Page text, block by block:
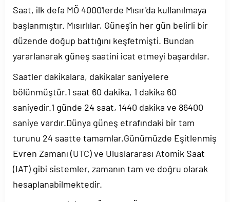
Saat, ilk defa MÖ 4000'lerde Mısır'da kullanılmaya
başlanmıştır. Mısırlılar, Güneş'in her gün belirli bir
düzende doğup battığını keşfetmişti. Bundan
yararlanarak güneş saatini icat etmeyi başardılar.
Saatler dakikalara, dakikalar saniyelere
bölünmüştür.1 saat 60 dakika, 1 dakika 60
saniyedir.1 günde 24 saat, 1440 dakika ve 86400
saniye vardır.Dünya güneş etrafındaki bir tam
turunu 24 saatte tamamlar.Günümüzde Eşitlenmiş
Evren Zamanı (UTC) ve Uluslararası Atomik Saat
(IAT) gibi sistemler, zamanın tam ve doğru olarak
hesaplanabilmektedir.